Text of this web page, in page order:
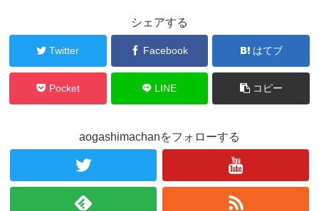
シェアする
Twitter Facebook はてブ
Pocket LINE コピー
aogashimachanをフォローする